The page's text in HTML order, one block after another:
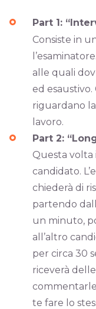
Part 1:
Consiste in
alle quali
ed
riguardano
lavoro.
Part 2:
Questa volta
candidato.
chiederà di
partendo
un minuto,
all’altro
per circa 30
riceverà
te fare lo